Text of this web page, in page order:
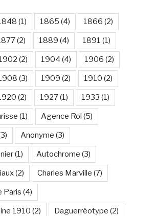
(1) 1865 (4) 1866 (2)
(2) 1889 (4) 1891 (1)
(2) 1904 (4) 1906 (2)
(3) 1909 (2) 1910 (2)
(2) 1927(1) 1933 (1)
(1) Agence Rol (5)
Anonyme (3)
(1) Autochrome (3)
(2) Charles Marville (7)
Paris (4)
1910 (2) Daguerréotype (2)